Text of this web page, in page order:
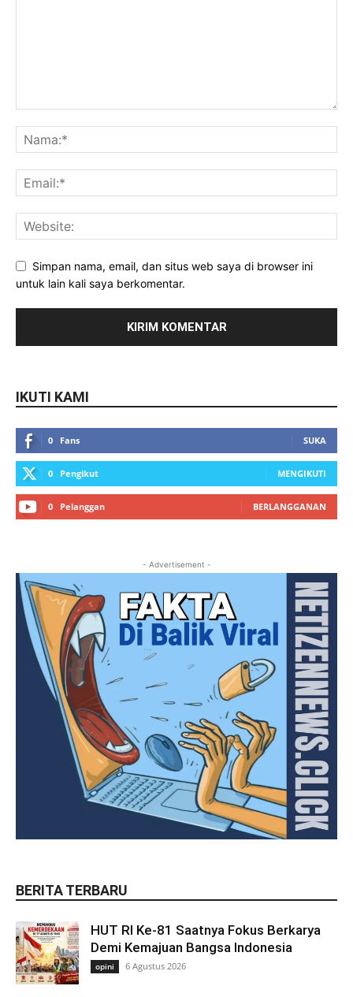
Simpan nama, email, dan situs web saya di browser ini
untuk lain kali saya berkomentar.
IKUTI KAMI
0 Fans SUKA
0 Pengikut MENGIKUTI
0 Pelanggan BERLANGGANAN
- Advertisement -
BERITA TERBARU
HUT RI Ke-81 Saatnya Fokus Berkarya
Demi Kemajuan Bangsa Indonesia
opini 6 Agustus 2026